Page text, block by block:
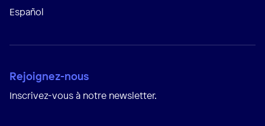
Español
Rejoignez-nous
Inscrivez-vous à notre newsletter.